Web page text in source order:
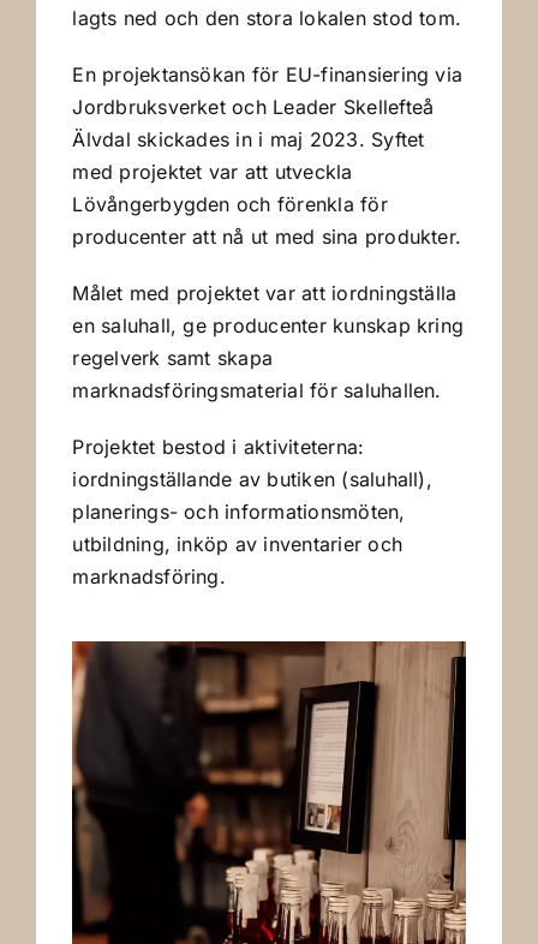
lagts ned och den stora lokalen stod tom.
En projektansökan för EU-finansiering via
Jordbruksverket och Leader Skellefteå
Älvdal skickades in i maj 2023. Syftet
med projektet var att utveckla
Lövångerbygden och förenkla för
producenter att nå ut med sina produkter.
Målet med projektet var att iordningställa
en saluhall, ge producenter kunskap kring
regelverk samt skapa
marknadsföringsmaterial för saluhallen.
Projektet bestod i aktiviteterna:
iordningställande av butiken (saluhall),
planerings- och informationsmöten,
utbildning, inköp av inventarier och
marknadsföring.